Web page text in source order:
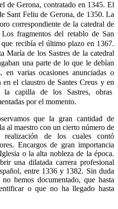
de Gerona, contratado en 1345. El
Sant Feliu de Gerona, de 1350. La
correspondiente de la catedral de
fragmentos del retablo de San
recibía el último plazo en 1367.
María de los Sastres de la catedral
una parte de lo que le debían
en varias ocasiones anunciadas o
el claustro de Santes Creus y en
la capilla de los Sastres, obras
por el momento.
que la gran cantidad de
al maestro con un cierto número de
de los cuales contó
Encargos de gran importancia
o la alta nobleza de la época.
una dilatada carrera profesional
entre 1336 y 1382. Sin duda
hemos documentado, que hasta
o que no ha llegado hasta